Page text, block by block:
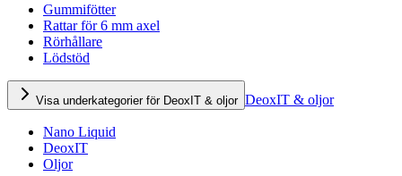
Gummifötter
Rattar för 6 mm axel
Rörhållare
Lödstöd
Visa underkategorier för DeoxIT & oljor DeoxIT & oljor
Nano Liquid
DeoxIT
Oljor